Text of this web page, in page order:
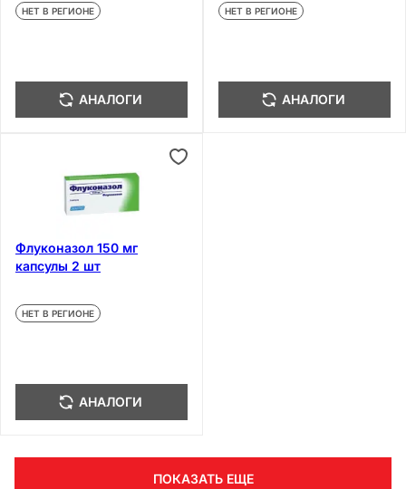
НЕТ В РЕГИОНЕ
АНАЛОГИ
НЕТ В РЕГИОНЕ
АНАЛОГИ
Флуконазол 150 мг
капсулы 2 шт
НЕТ В РЕГИОНЕ
АНАЛОГИ
ПОКАЗАТЬ ЕЩЕ